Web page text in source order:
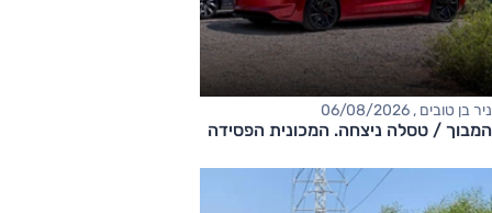
ניר בן טובים , 06/08/2026
המבוך / טסלה ניצחה. המכונית הפסידה